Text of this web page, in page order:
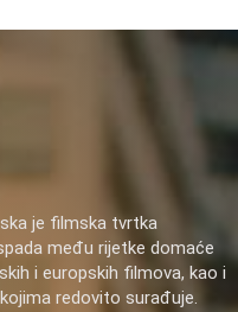
je filmska tvrtka
među rijetke domaće
i europskih filmova, kao i
redovito surađuje.